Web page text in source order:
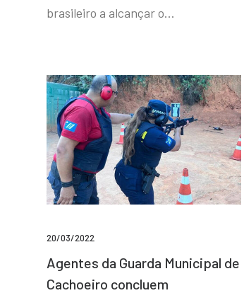
brasileiro a alcançar o…
20/03/2022
Agentes da Guarda Municipal de
Cachoeiro concluem